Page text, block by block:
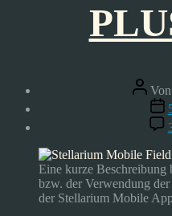
Von
Eine kurze
bzw. der Verwendung
der Stellarium Mobile